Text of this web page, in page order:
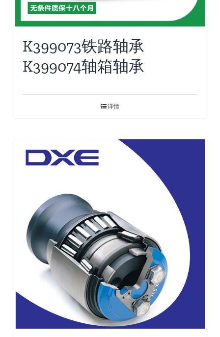
K399073铁路轴承
K399074轴箱轴承
详情